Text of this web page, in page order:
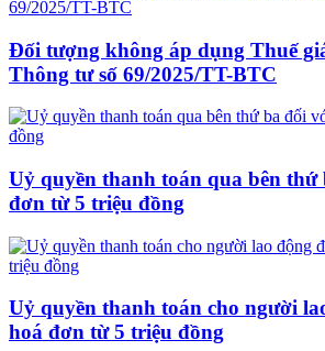
Đối tượng không áp dụng Thuế
Thông tư số 69/2025/TT-BTC
Uỷ quyền thanh toán qua bên thứ
đơn từ 5 triệu đồng
Uỷ quyền thanh toán cho người
hoá đơn từ 5 triệu đồng